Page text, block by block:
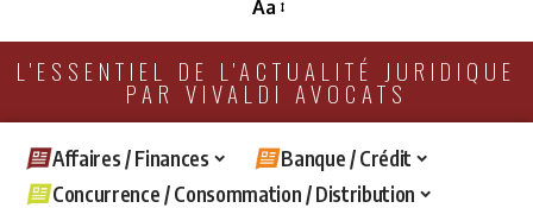
Aa
L'ESSENTIEL DE L'ACTUALITÉ JURIDIQUE
PAR VIVALDI AVOCATS
Affaires / Finances
Banque / Crédit
Concurrence / Consommation / Distribution